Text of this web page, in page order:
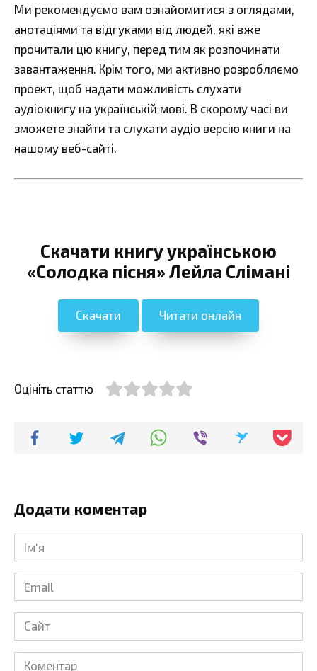
Ми рекомендуємо вам ознайомитися з оглядами,
анотаціями та відгуками від людей, які вже
прочитали цю книгу, перед тим як розпочинати
завантаження. Крім того, ми активно розробляємо
проект, щоб надати можливість слухати
аудіокнигу на українській мові. В скорому часі ви
зможете знайти та слухати аудіо версію книги на
нашому веб-сайті.
Скачати книгу українською
«Солодка пісня» Лейла Слімані
Скачати Читати онлайн
Оцініть статтю
Додати коментар
Ім'я
Email
Сайт
Коментар